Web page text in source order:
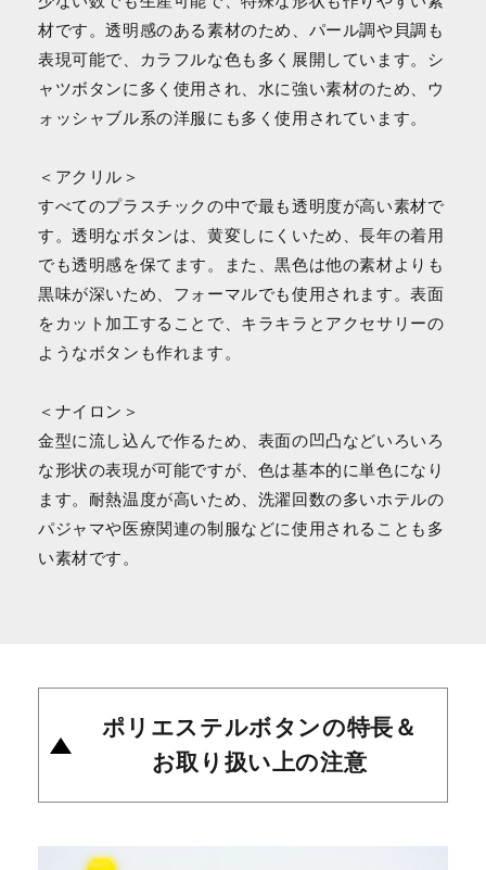
材です。透明感のある素材のため、パール調や貝調も
表現可能で、カラフルな色も多く展開しています。シ
ャツボタンに多く使用され、水に強い素材のため、ウ
ォッシャブル系の洋服にも多く使用されています。
＜アクリル＞
すべてのプラスチックの中で最も透明度が高い素材で
す。透明なボタンは、黄変しにくいため、長年の着用
でも透明感を保てます。また、黒色は他の素材よりも
黒味が深いため、フォーマルでも使用されます。表面
をカット加工することで、キラキラとアクセサリーの
ようなボタンも作れます。
＜ナイロン＞
金型に流し込んで作るため、表面の凹凸などいろいろ
な形状の表現が可能ですが、色は基本的に単色になり
ます。耐熱温度が高いため、洗濯回数の多いホテルの
パジャマや医療関連の制服などに使用されることも多
い素材です。
ポリエステルボタンの特長＆
お取り扱い上の注意